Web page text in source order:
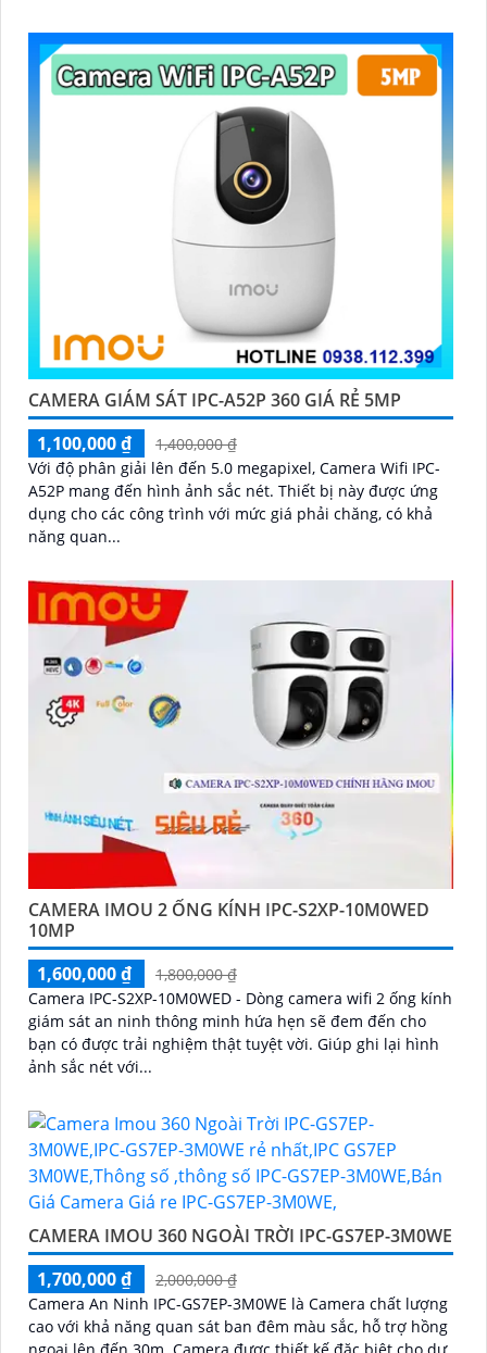
CAMERA GIÁM SÁT IPC-A52P 360 GIÁ RẺ 5MP
1,100,000 ₫
1,400,000 ₫
Với độ phân giải lên đến 5.0 megapixel, Camera Wifi IPC-
A52P mang đến hình ảnh sắc nét. Thiết bị này được ứng
dụng cho các công trình với mức giá phải chăng, có khả
năng quan...
CAMERA IMOU 2 ỐNG KÍNH IPC-S2XP-10M0WED
10MP
1,600,000 ₫
1,800,000 ₫
Camera IPC-S2XP-10M0WED - Dòng camera wifi 2 ống kính
giám sát an ninh thông minh hứa hẹn sẽ đem đến cho
bạn có được trải nghiệm thật tuyệt vời. Giúp ghi lại hình
ảnh sắc nét với...
CAMERA IMOU 360 NGOÀI TRỜI IPC-GS7EP-3M0WE
1,700,000 ₫
2,000,000 ₫
Camera An Ninh IPC-GS7EP-3M0WE là Camera chất lượng
cao với khả năng quan sát ban đêm màu sắc, hỗ trợ hồng